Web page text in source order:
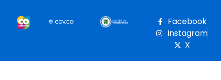
Facebook
Instagram
X